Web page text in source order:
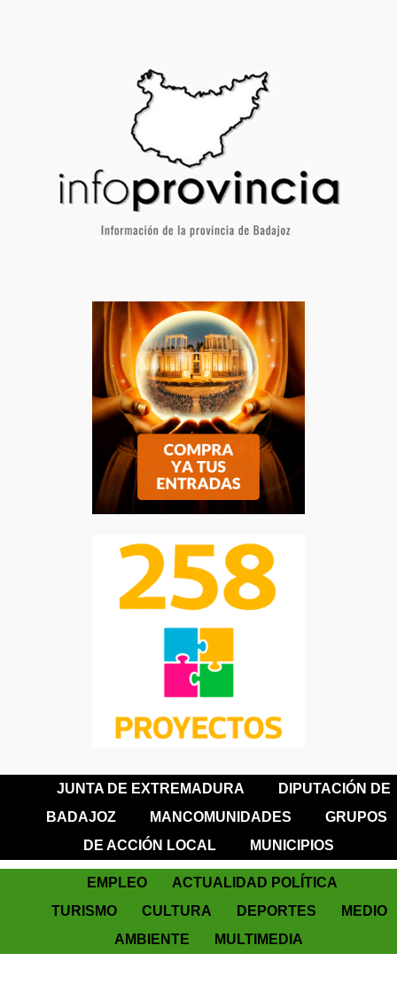
JUNTA DE EXTREMADURA
DIPUTACIÓN DE
BADAJOZ
MANCOMUNIDADES
GRUPOS
DE ACCIÓN LOCAL
MUNICIPIOS
EMPLEO
ACTUALIDAD POLÍTICA
TURISMO
CULTURA DEPORTES
MEDIO
AMBIENTE
MULTIMEDIA